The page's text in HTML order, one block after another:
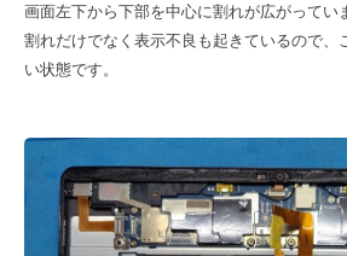
画面左下から下部を中心に割れが広がってい
割れだけでなく表示不良も起きているので、
い状態です。